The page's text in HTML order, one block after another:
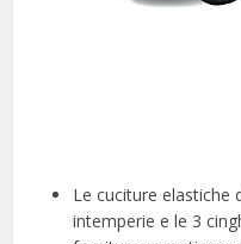
Le cuciture elastiche
intemperie e le 3